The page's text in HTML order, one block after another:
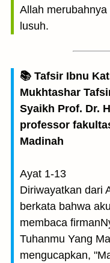
Allah
lusuh.
📚 Tafsir Ibnu
Mukhtashar
Syaikh Prof. Dr.
professor
Madinah
Ayat 1-13
Diriwayatkan dari
berkata bahwa
membaca
Tuhanmu Yang
mengucapkan,